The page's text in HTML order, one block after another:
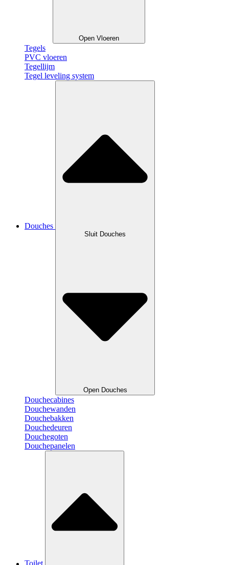
Open Vloeren
Tegels
PVC vloeren
Tegellijm
Tegel leveling system
Douches
Sluit Douches
Open Douches
Douchecabines
Douchewanden
Douchebakken
Douchedeuren
Douchegoten
Douchepanelen